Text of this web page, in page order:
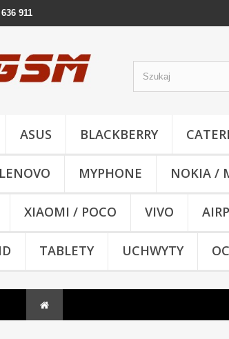
911
ASUS BLACKBERRY
MYPHONE NOKIA /
XIAOMI / POCO VIVO
TABLETY UCHWYTY